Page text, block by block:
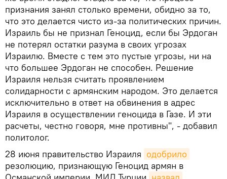
признания занял столько времени, обидно за то,
что это делается чисто из-за политических причин.
Израиль бы не признал Геноцид, если бы Эрдоган
не потерял остатки разума в своих угрозах
Израилю. Вместе с тем это пустые угрозы, ни на
что большее Эрдоган не способен. Решение
Израиля нельзя считать проявлением
солидарности с армянским народом. Это делается
исключительно в ответ на обвинения в адрес
Израиля в осуществлении геноцида в Газе. И эти
расчеты, честно говоря, мне противны", - добавил
политолог.
28 июня правительство Израиля одобрило
резолюцию, признающую Геноцид армян в